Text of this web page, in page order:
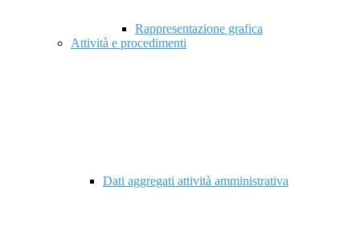
Rappresentazione grafica
Attività e procedimenti
Dati aggregati attività amministrativa